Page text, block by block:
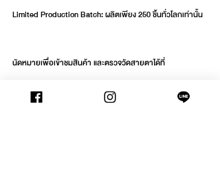
Limited Production Batch: ผลิตเพียง 250 ชิ้นทั่วโลกเท่านั้น
นัดหมายเพื่อเข้าชมสินค้า และตรวจวัดสายตาได้ที่
ข่าวสารและโปรโมชั่น